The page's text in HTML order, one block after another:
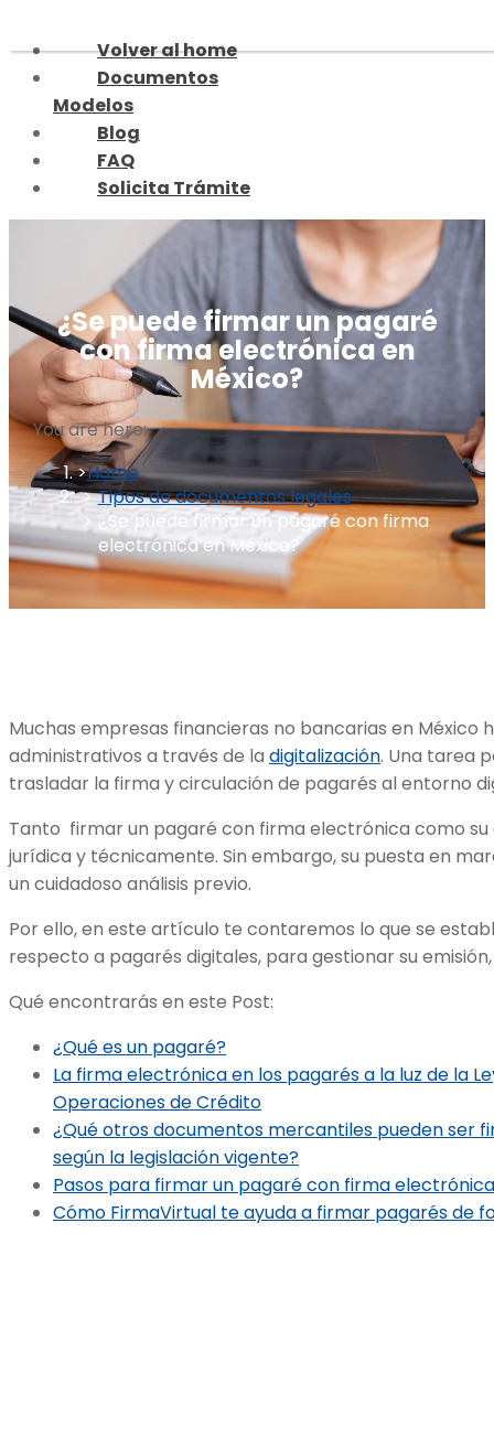
to
content
Volver al home
Documentos
Modelos
Blog
FAQ
Solicita Trámite
¿Se puede firmar un pagaré
con firma electrónica en
México?
You are here:
Home
Tipos de documentos legales
¿Se puede firmar un pagaré con firma
electrónica en México?
Muchas empresas financieras no bancarias en México
administrativos a través de la digitalización. Una tarea
trasladar la firma y circulación de pagarés al entorno
Tanto firmar un pagaré con firma electrónica como su
jurídica y técnicamente. Sin embargo, su puesta en
un cuidadoso análisis previo.
Por ello, en este artículo te contaremos lo que se
respecto a pagarés digitales, para gestionar su
Qué encontrarás en este Post:
¿Qué es un pagaré?
La firma electrónica en los pagarés a la luz de la
Operaciones de Crédito
¿Qué otros documentos mercantiles pueden ser
según la legislación vigente?
Pasos para firmar un pagaré con firma
Cómo FirmaVirtual te ayuda a firmar pagarés de